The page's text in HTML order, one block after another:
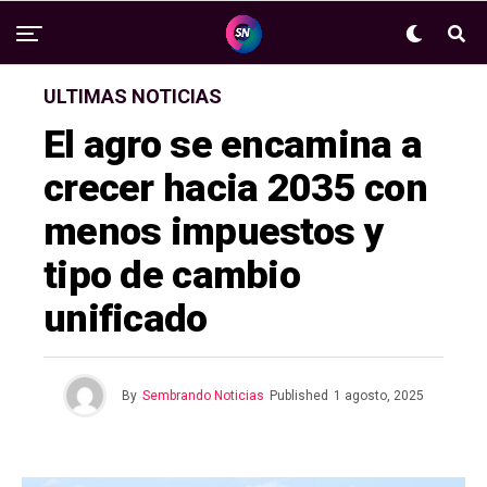
ULTIMAS NOTICIAS
El agro se encamina a
crecer hacia 2035 con
menos impuestos y
tipo de cambio
unificado
By Sembrando Noticias Published 1 agosto, 2025